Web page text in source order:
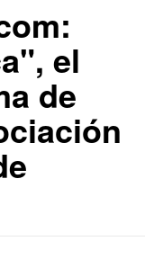
el
de